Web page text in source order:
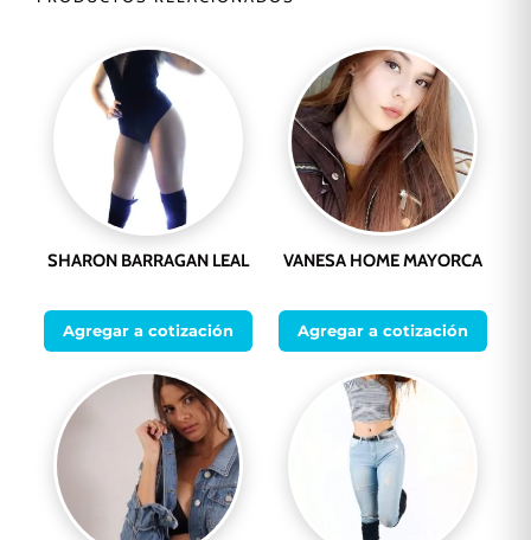
SHARON BARRAGAN LEAL
Agregar a cotización
VANESA HOME MAYORCA
Agregar a cotización